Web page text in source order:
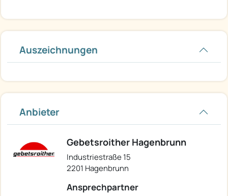
Auszeichnungen
Anbieter
Gebetsroither Hagenbrunn
Industriestraße 15
2201 Hagenbrunn
Ansprechpartner